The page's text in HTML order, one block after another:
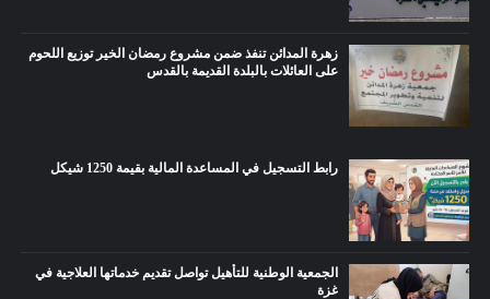
زهرة المدائن تنفذ ضمن مشروع رمضان الخير توزيع اللحوم
على العائلات بالبلدة القديمة بالقدس
رابط التسجيل في المساعدة المالية بقيمة 1250 شيكل
الجمعية الوطنية للتأهيل تواصل تقديم خدماتها العلاجية في
غزة